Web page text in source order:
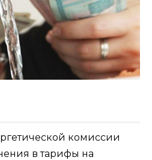
комиссии
в тарифы на